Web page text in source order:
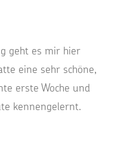
geht es mir hier
eine sehr schöne,
erste Woche und
kennengelernt.